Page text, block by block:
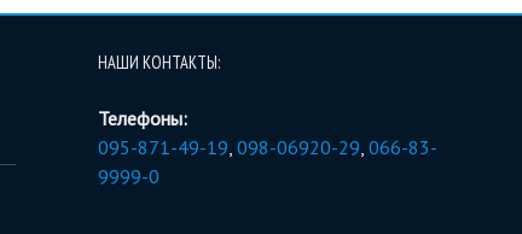
НАШИ КОНТАКТЫ:
Телефоны:
095-871-49-19, 098-06920-29, 066-83-
9999-0